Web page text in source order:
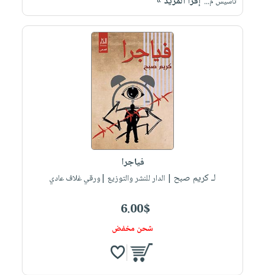
فياجرا
لـ كريم صبح | الدار للنشر والتوزيع |ورقي غلاف عادي
6.00$
شحن مخفض